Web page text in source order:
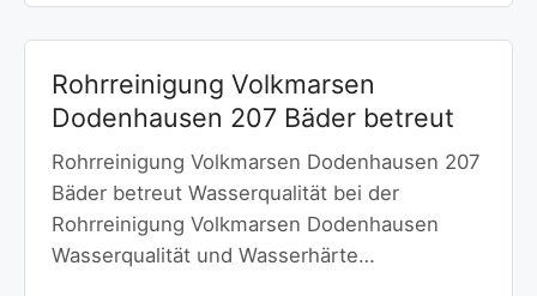
Rohrreinigung Volkmarsen
Dodenhausen 207 Bäder betreut
Rohrreinigung Volkmarsen Dodenhausen 207
Bäder betreut Wasserqualität bei der
Rohrreinigung Volkmarsen Dodenhausen
Wasserqualität und Wasserhärte…